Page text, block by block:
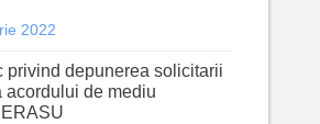
2022
privind depunerea solicitarii
acordului de mediu